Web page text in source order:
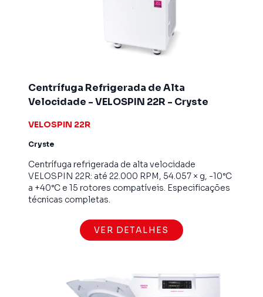
Centrífuga Refrigerada de Alta
Velocidade - VELOSPIN 22R - Cryste
VELOSPIN 22R
Cryste
Centrífuga refrigerada de alta velocidade
VELOSPIN 22R: até 22.000 RPM, 54.057 × g, -10°C
a +40°C e 15 rotores compatíveis. Especificações
técnicas completas.
VER DETALHES